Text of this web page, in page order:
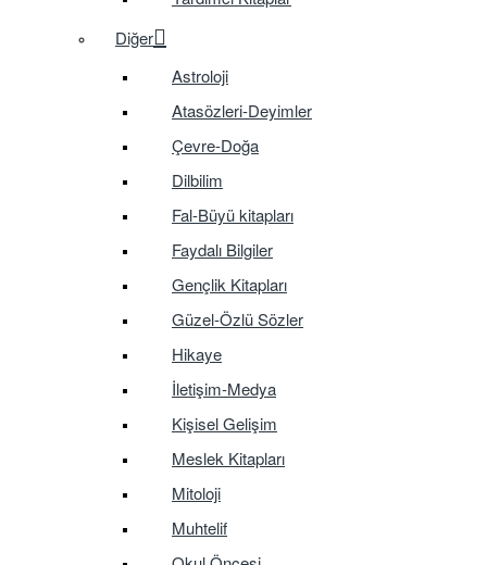
Diğer
Astroloji
Atasözleri-Deyimler
Çevre-Doğa
Dilbilim
Fal-Büyü kitapları
Faydalı Bilgiler
Gençlik Kitapları
Güzel-Özlü Sözler
Hikaye
İletişim-Medya
Kişisel Gelişim
Meslek Kitapları
Mitoloji
Muhtelif